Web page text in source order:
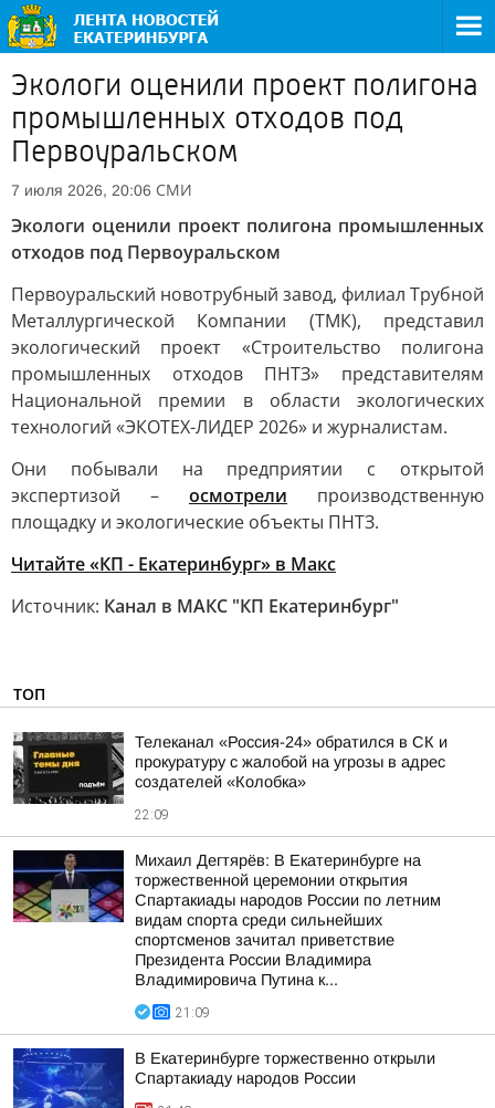
Экологи оценили проект полигона
промышленных отходов под
Первоуральском
7 июля 2026, 20:06 СМИ
Экологи оценили проект полигона промышленных
отходов под Первоуральском
Первоуральский новотрубный завод, филиал Трубной
Металлургической Компании (ТМК), представил
экологический проект «Строительство полигона
промышленных отходов ПНТЗ» представителям
Национальной премии в области экологических
технологий «ЭКОТЕХ-ЛИДЕР 2026» и журналистам.
Они побывали на предприятии с открытой
экспертизой – осмотрели производственную
площадку и экологические объекты ПНТЗ.
Читайте «КП - Екатеринбург» в Mакс
Источник: Канал в МАКС "КП Екатеринбург"
ТОП
Телеканал «Россия-24» обратился в СК и
прокуратуру с жалобой на угрозы в адрес
создателей «Колобка»
22:09
Михаил Дегтярёв: В Екатеринбурге на
торжественной церемонии открытия
Спартакиады народов России по летним
видам спорта среди сильнейших
спортсменов зачитал приветствие
Президента России Владимира
Владимировича Путина к...
21:09
В Екатеринбурге торжественно открыли
Спартакиаду народов России